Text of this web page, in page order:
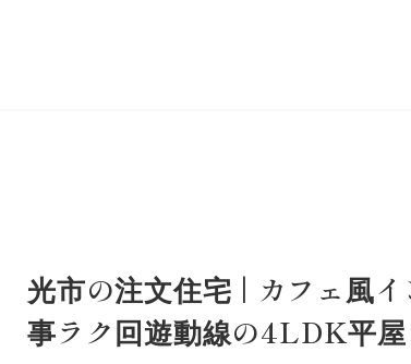
光市の注文住宅 | カフェ風
事ラク回遊動線の4LDK平屋